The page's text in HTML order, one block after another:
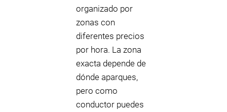
organizado por
zonas con
diferentes precios
por hora. La zona
exacta depende de
dónde aparques,
pero como
conductor puedes